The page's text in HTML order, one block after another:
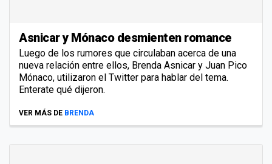
Asnicar y Mónaco desmienten romance
Luego de los rumores que circulaban acerca de una
nueva relación entre ellos, Brenda Asnicar y Juan Pico
Mónaco, utilizaron el Twitter para hablar del tema.
Enterate qué dijeron.
VER MÁS DE BRENDA